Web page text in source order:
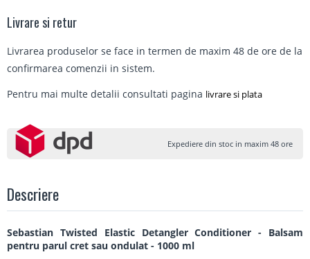
Livrare si retur
Livrarea produselor se face in termen de maxim 48 de ore de la
confirmarea comenzii in sistem.
Pentru mai multe detalii consultati pagina livrare si plata
Expediere din stoc in maxim 48 ore
Descriere
Sebastian Twisted Elastic Detangler Conditioner - Balsam
pentru parul cret sau ondulat - 1000 ml